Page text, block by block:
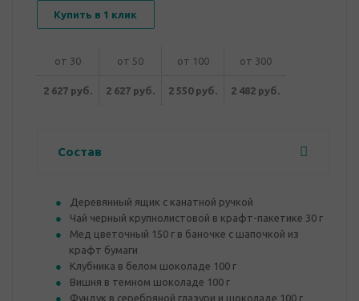
Купить в 1 клик
от 30 от 50 от 100 от 300
2 627 руб. 2 627 руб. 2 550 руб. 2 482 руб.
Состав
Деревянный ящик с канатной ручкой
Чай черный крупнолистовой в крафт-пакетике 30 г
Мед цветочный 150 г в баночке с шапочкой из
крафт бумаги
Клубника в белом шоколаде 100 г
Вишня в темном шоколаде 100 г
Фундук в серебряной глазури и шоколаде 100 г